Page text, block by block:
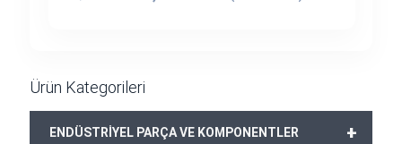
Ürün Kategorileri
+
ENDÜSTRİYEL PARÇA VE KOMPONENTLER